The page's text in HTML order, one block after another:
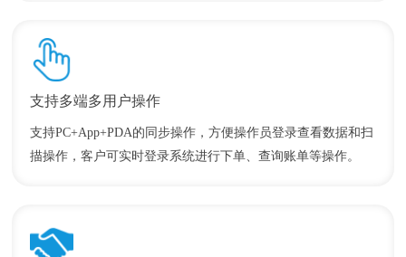
支持多端多用户操作
支持PC+App+PDA的同步操作，方便操作员登录查看数据和扫
描操作，客户可实时登录系统进行下单、查询账单等操作。